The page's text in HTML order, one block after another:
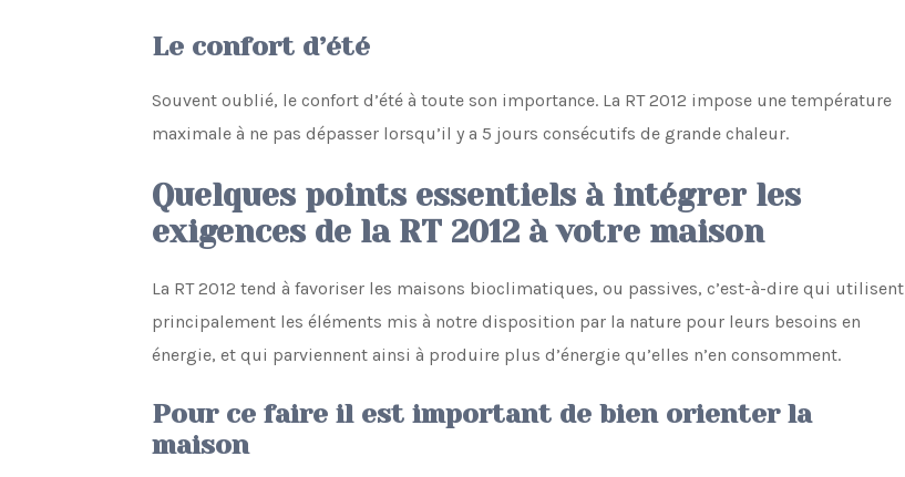
Le confort d’été
Souvent oublié, le confort d’été à toute son importance. La RT 2012 impose une température
maximale à ne pas dépasser lorsqu’il y a 5 jours consécutifs de grande chaleur.
Quelques points essentiels à intégrer les
exigences de la RT 2012 à votre maison
La RT 2012 tend à favoriser les maisons bioclimatiques, ou passives, c’est-à-dire qui utilisent
principalement les éléments mis à notre disposition par la nature pour leurs besoins en
énergie, et qui parviennent ainsi à produire plus d’énergie qu’elles n’en consomment.
Pour ce faire il est important de bien orienter la
maison